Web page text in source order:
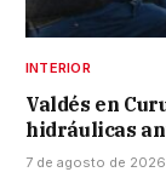
INTERIOR
Valdés en
hidráulicas
7 de agosto de 2026